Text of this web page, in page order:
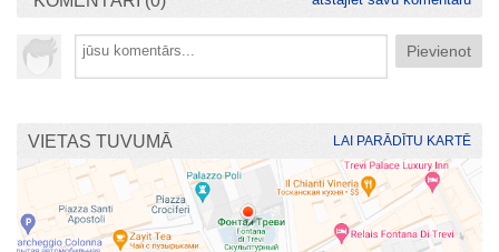
VIETAS TUVUMĀ LAI PARĀDĪTU KARTĒ